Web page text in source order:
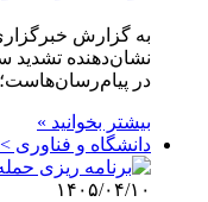
به گزارش
نشان‌دهنده تشدید
در
بیشتر بخوانید »
دانشگاه و فناوری
۱۴۰۵/۰۴/۱۰